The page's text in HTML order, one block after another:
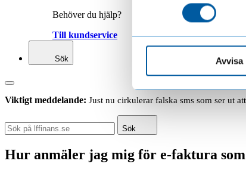
Avvisa
Behöver du hjälp?
Till kundservice
Sök
Viktigt meddelande: Just nu cirkulerar falska sms som ser ut
Sök
Hur anmäler jag mig för e-faktura